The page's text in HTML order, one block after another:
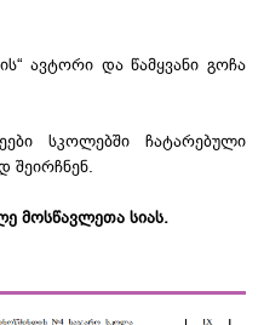
ავტორი და წამყვანი გოჩა
სკოლებში ჩატარებული
შეირჩნენ.
მოსწავლეთა სიას.